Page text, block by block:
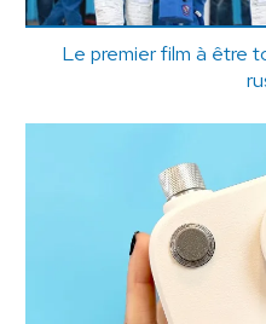
Le premier film à être